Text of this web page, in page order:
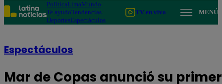
PolíticaLimaMundo
Te ayudoTendencias
DeportesEspectáculos
TV en vivo MENÚ
Espectáculos
Mar de Copas anunció su